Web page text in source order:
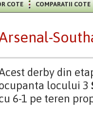
COTE COMPARATII COTE
derby din
locului 3
6-1 pe teren